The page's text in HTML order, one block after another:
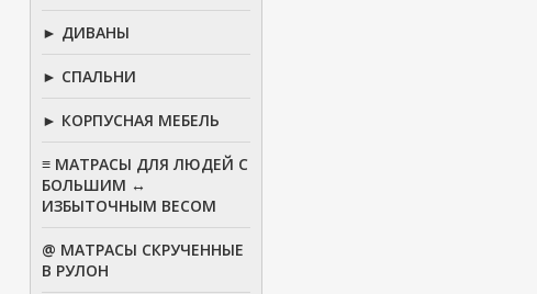
► ДИВАНЫ
► СПАЛЬНИ
► КОРПУСНАЯ МЕБЕЛЬ
≡ МАТРАСЫ ДЛЯ ЛЮДЕЙ С
БОЛЬШИМ ↔
ИЗБЫТОЧНЫМ ВЕСОМ
@ МАТРАСЫ СКРУЧЕННЫЕ
В РУЛОН